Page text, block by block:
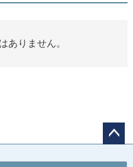
ありません。